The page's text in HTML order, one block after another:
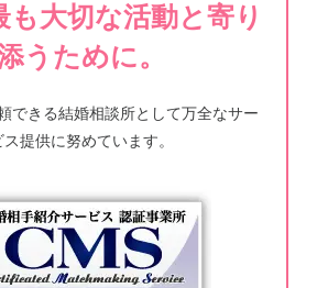
も大切な活動と寄り
うために。
できる結婚相談所として万全なサー
ス提供に努めています。